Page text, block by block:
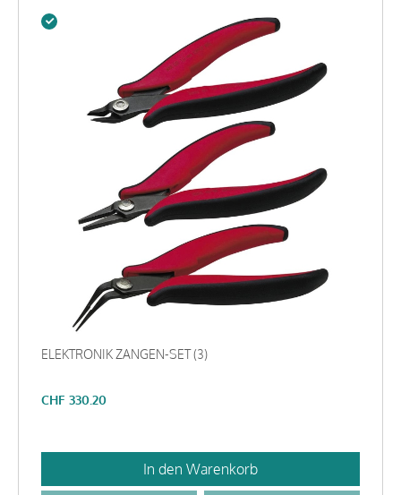
ELEKTRONIK ZANGEN-SET (3)
CHF 330.20
In den Warenkorb